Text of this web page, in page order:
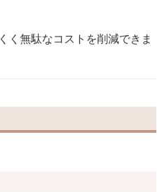
く無駄なコストを削減できま